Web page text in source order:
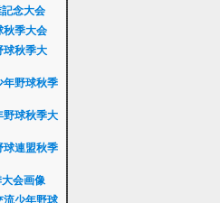
念大会
秋季大会
球秋季大
年野球秋季
野球秋季大
球連盟秋季
会画像
流少年野球